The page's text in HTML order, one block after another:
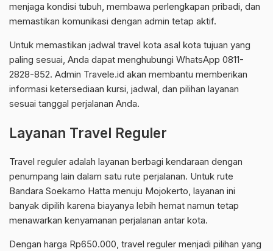
menjaga kondisi tubuh, membawa perlengkapan pribadi, dan
memastikan komunikasi dengan admin tetap aktif.
Untuk memastikan jadwal travel kota asal kota tujuan yang
paling sesuai, Anda dapat menghubungi WhatsApp 0811-
2828-852. Admin Travele.id akan membantu memberikan
informasi ketersediaan kursi, jadwal, dan pilihan layanan
sesuai tanggal perjalanan Anda.
Layanan Travel Reguler
Travel reguler adalah layanan berbagi kendaraan dengan
penumpang lain dalam satu rute perjalanan. Untuk rute
Bandara Soekarno Hatta menuju Mojokerto, layanan ini
banyak dipilih karena biayanya lebih hemat namun tetap
menawarkan kenyamanan perjalanan antar kota.
Dengan harga Rp650.000, travel reguler menjadi pilihan yang